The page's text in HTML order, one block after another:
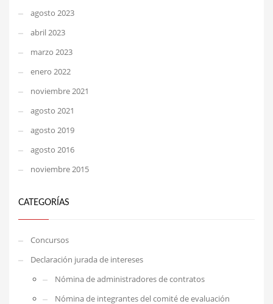
agosto 2023
abril 2023
marzo 2023
enero 2022
noviembre 2021
agosto 2021
agosto 2019
agosto 2016
noviembre 2015
CATEGORÍAS
Concursos
Declaración jurada de intereses
Nómina de administradores de contratos
Nómina de integrantes del comité de evaluación